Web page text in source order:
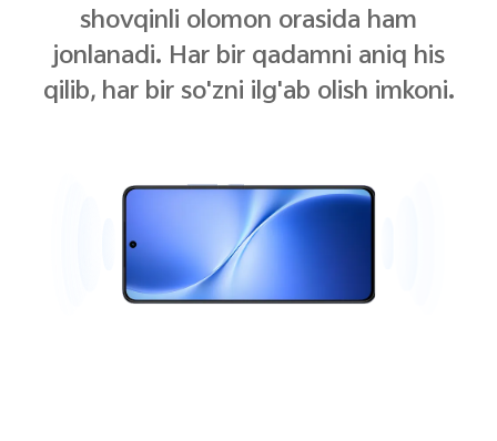
shovqinli olomon orasida ham
jonlanadi. Har bir qadamni aniq his
qilib, har bir so'zni ilg'ab olish imkoni.